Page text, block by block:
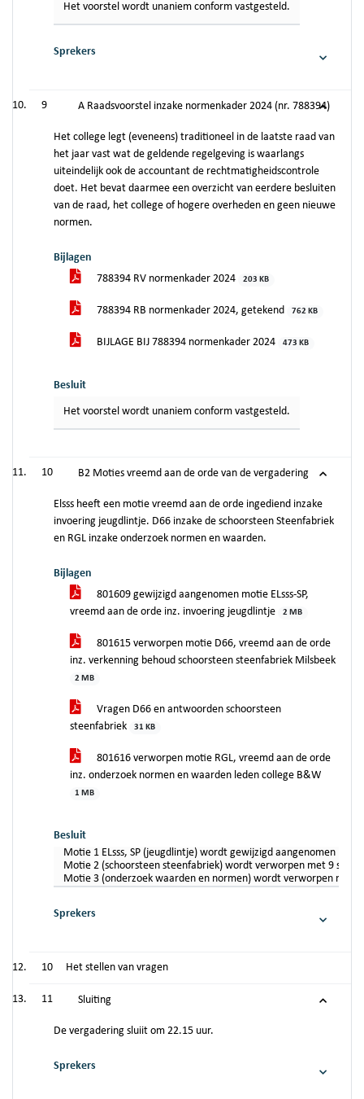
Het voorstel wordt unaniem conform vastgesteld.
Sprekers
9 A Raadsvoorstel inzake normenkader 2024 (nr. 788394)
Het college legt (eveneens) traditioneel in de laatste raad van
het jaar vast wat de geldende regelgeving is waarlangs
uiteindelijk ook de accountant de rechtmatigheidscontrole
doet. Het bevat daarmee een overzicht van eerdere besluiten
van de raad, het college of hogere overheden en geen nieuwe
normen.
Bijlagen
788394 RV normenkader 2024
203 KB
788394 RB normenkader 2024, getekend 762 KB
BIJLAGE BIJ 788394 normenkader 2024 473 KB
Besluit
Het voorstel wordt unaniem conform vastgesteld.
10 B2 Moties vreemd aan de orde van de vergadering
Elsss heeft een motie vreemd aan de orde ingediend inzake
invoering jeugdlintje. D66 inzake de schoorsteen Steenfabriek
en RGL inzake onderzoek normen en waarden.
Bijlagen
801609 gewijzigd aangenomen motie ELsss-SP,
vreemd aan de orde inz. invoering jeugdlintje
2 MB
801615 verworpen motie D66, vreemd aan de orde
inz. verkenning behoud schoorsteen steenfabriek Milsbeek
2 MB
Vragen D66 en antwoorden schoorsteen
steenfabriek
31 KB
801616 verworpen motie RGL, vreemd aan de orde
inz. onderzoek normen en waarden leden college B&W
1 MB
Besluit
Motie 1 ELsss, SP (jeugdlintje) wordt gewijzigd aangenomen met
Motie 2 (schoorsteen steenfabriek) wordt verworpen met 9
Motie 3 (onderzoek waarden en normen) wordt verworpen met
Sprekers
10 Het stellen van vragen
11 Sluiting
De vergadering sluiit om 22.15 uur.
Sprekers